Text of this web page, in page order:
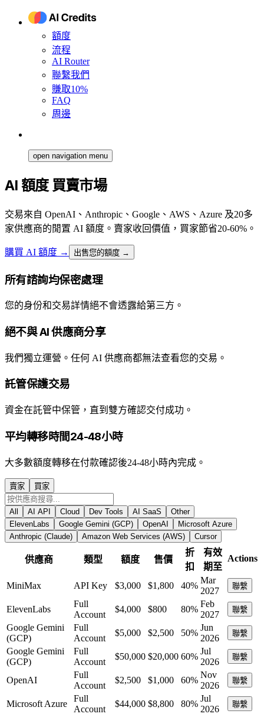
額度
流程
AI Router
聯繫我們
賺取10%
FAQ
周邊
open navigation menu
AI 額度 買賣市場
交易來自 OpenAI、Anthropic、Google、AWS、Azure 及20多
家供應商的閒置 AI 額度。賣家收回價值，買家節省20-60%。
購買 AI 額度 → 出售您的額度 →
所有諮詢均保密處理
您的身份和交易詳情絕不會透露給第三方。
絕不與 AI 供應商分享
我們獨立運營。任何 AI 供應商都無法查看您的交易。
託管保護交易
資金在託管中保管，直到雙方確認交付成功。
平均轉移時間24-48小時
大多數額度轉移在付款確認後24-48小時內完成。
賣家 買家
All AI API Cloud Dev Tools AI SaaS
Other
ElevenLabs
Google Gemini (GCP) OpenAI
Microsoft Azure
Anthropic (Claude)
Amazon Web Services (AWS) Cursor
供應商 類型 額度 售價
折
扣
有效
期至
Actions
MiniMax API Key $3,000 $1,800 40%
Mar
2027
聯繫
ElevenLabs
Full
Account
$4,000 $800 80%
Feb
2027
聯繫
Google Gemini
(GCP)
Full
Account
$5,000 $2,500 50%
Jun
2026
聯繫
Google Gemini
(GCP)
Full
Account
$50,000 $20,000 60%
Jul
2026
聯繫
OpenAI
Full
Account
$2,500 $1,000 60%
Nov
2026
聯繫
Microsoft Azure
Full
Account
$44,000 $8,800 80%
Jul
2026
聯繫